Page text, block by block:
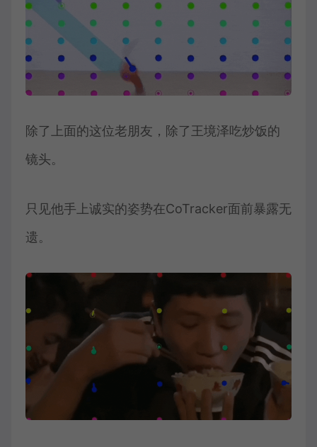
除了上面的这位老朋友，除了王境泽吃炒饭的
镜头。
只见他手上诚实的姿势在CoTracker面前暴露无
遗。